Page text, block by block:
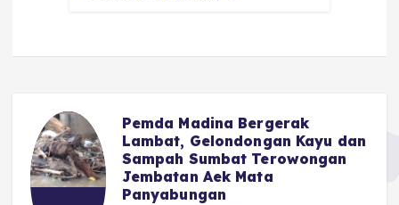
Pemda Madina Bergerak
Lambat, Gelondongan Kayu dan
Sampah Sumbat Terowongan
Jembatan Aek Mata
Panyabungan